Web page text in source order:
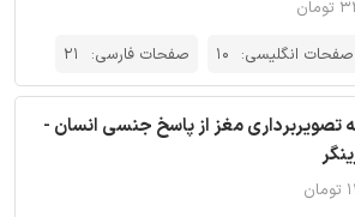
صفحات انگلیسی: 10 صفحات فارسی: 21
تصویربرداری مغز از پاسخ جنسی انسان -